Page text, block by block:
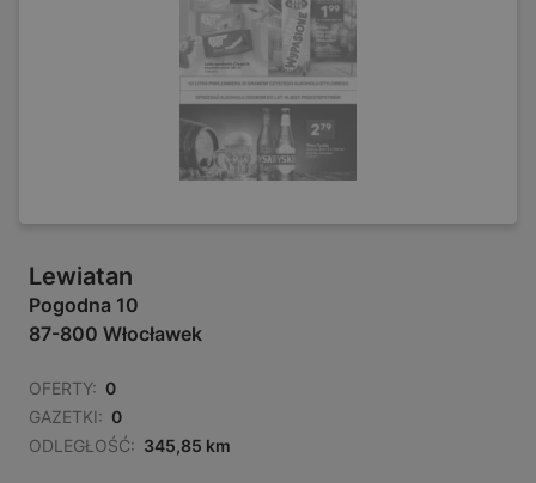
Lewiatan
Pogodna 10
87-800 Włocławek
OFERTY: 0
GAZETKI: 0
ODLEGŁOŚĆ: 345,85 km